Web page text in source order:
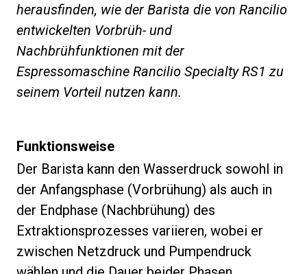
herausfinden, wie der Barista die von Rancilio
entwickelten Vorbrüh- und
Nachbrühfunktionen mit der
Espressomaschine Rancilio Specialty RS1 zu
seinem Vorteil nutzen kann.
Funktionsweise
Der Barista kann den Wasserdruck sowohl in
der Anfangsphase (Vorbrühung) als auch in
der Endphase (Nachbrühung) des
Extraktionsprozesses variieren, wobei er
zwischen Netzdruck und Pumpendruck